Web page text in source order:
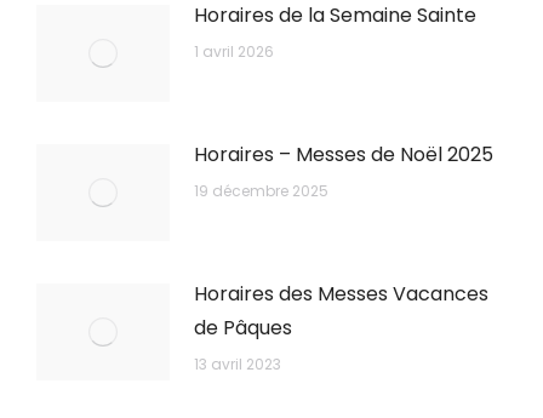
Horaires de la Semaine Sainte
1 avril 2026
Horaires – Messes de Noël 2025
19 décembre 2025
Horaires des Messes Vacances
de Pâques
13 avril 2023